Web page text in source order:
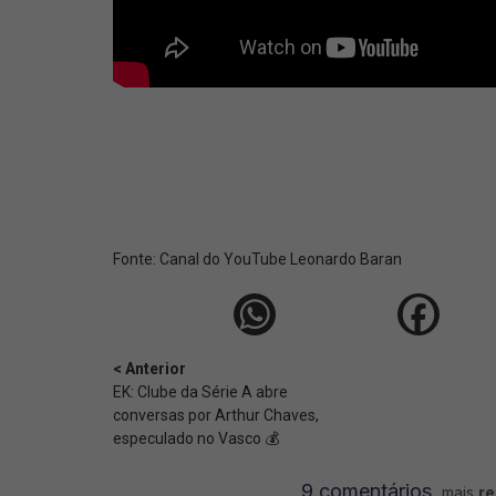
Fonte: Canal do YouTube Leonardo Baran
< Anterior
EK: Clube da Série A abre
conversas por Arthur Chaves,
especulado no Vasco 💰